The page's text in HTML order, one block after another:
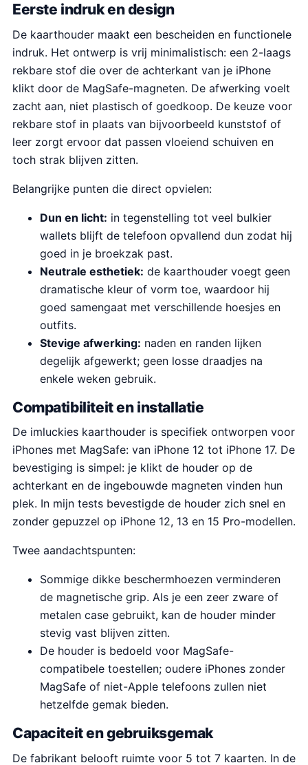
Eerste indruk en design
De kaarthouder maakt een bescheiden en functionele
indruk. Het ontwerp is vrij minimalistisch: een 2-laags
rekbare stof die over de achterkant van je iPhone
klikt door de MagSafe-magneten. De afwerking voelt
zacht aan, niet plastisch of goedkoop. De keuze voor
rekbare stof in plaats van bijvoorbeeld kunststof of
leer zorgt ervoor dat passen vloeiend schuiven en
toch strak blijven zitten.
Belangrijke punten die direct opvielen:
Dun en licht: in tegenstelling tot veel bulkier
wallets blijft de telefoon opvallend dun zodat hij
goed in je broekzak past.
Neutrale esthetiek: de kaarthouder voegt geen
dramatische kleur of vorm toe, waardoor hij
goed samengaat met verschillende hoesjes en
outfits.
Stevige afwerking: naden en randen lijken
degelijk afgewerkt; geen losse draadjes na
enkele weken gebruik.
Compatibiliteit en installatie
De imluckies kaarthouder is specifiek ontworpen voor
iPhones met MagSafe: van iPhone 12 tot iPhone 17. De
bevestiging is simpel: je klikt de houder op de
achterkant en de ingebouwde magneten vinden hun
plek. In mijn tests bevestigde de houder zich snel en
zonder gepuzzel op iPhone 12, 13 en 15 Pro-modellen.
Twee aandachtspunten:
Sommige dikke beschermhoezen verminderen
de magnetische grip. Als je een zeer zware of
metalen case gebruikt, kan de houder minder
stevig vast blijven zitten.
De houder is bedoeld voor MagSafe-
compatibele toestellen; oudere iPhones zonder
MagSafe of niet-Apple telefoons zullen niet
hetzelfde gemak bieden.
Capaciteit en gebruiksgemak
De fabrikant belooft ruimte voor 5 tot 7 kaarten. In de